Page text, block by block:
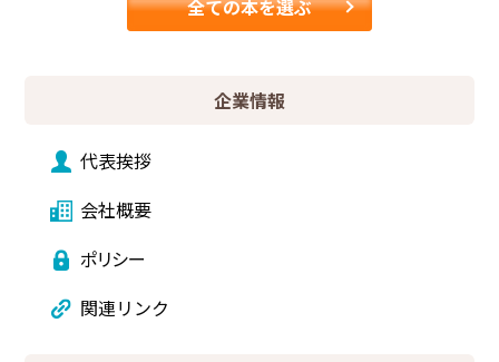
全ての本を選ぶ
企業情報
代表挨拶
会社概要
ポリシー
関連リンク